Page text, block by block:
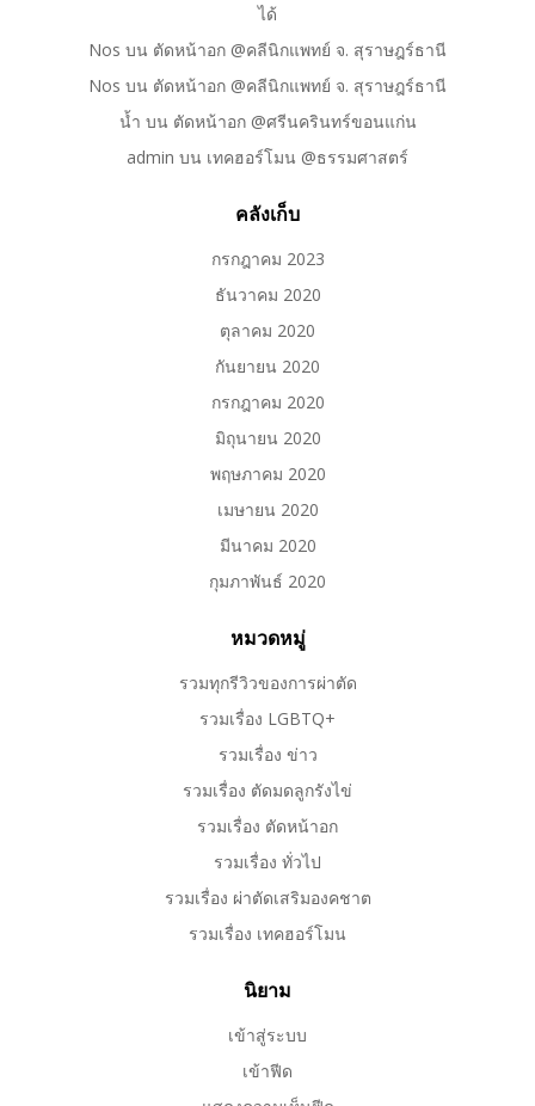
ได้
Nos บน ตัดหน้าอก @คลีนิกแพทย์ จ. สุราษฎร์ธานี
Nos บน ตัดหน้าอก @คลีนิกแพทย์ จ. สุราษฎร์ธานี
น้ำ บน ตัดหน้าอก @ศรีนครินทร์ขอนแก่น
admin บน เทคฮอร์โมน @ธรรมศาสตร์
คลังเก็บ
กรกฎาคม 2023
ธันวาคม 2020
ตุลาคม 2020
กันยายน 2020
กรกฎาคม 2020
มิถุนายน 2020
พฤษภาคม 2020
เมษายน 2020
มีนาคม 2020
กุมภาพันธ์ 2020
หมวดหมู่
รวมทุกรีวิวของการผ่าตัด
รวมเรื่อง LGBTQ+
รวมเรื่อง ข่าว
รวมเรื่อง ตัดมดลูกรังไข่
รวมเรื่อง ตัดหน้าอก
รวมเรื่อง ทั่วไป
รวมเรื่อง ผ่าตัดเสริมองคชาต
รวมเรื่อง เทคฮอร์โมน
นิยาม
เข้าสู่ระบบ
เข้าฟีด